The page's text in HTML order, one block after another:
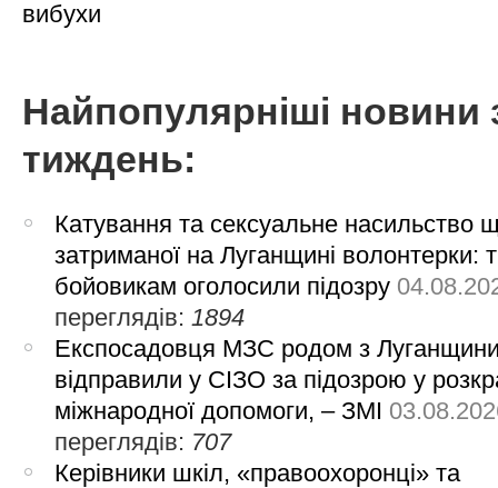
вибухи
Найпопулярніші новини
тиждень:
Катування та сексуальне насильство
затриманої на Луганщині волонтерки:
бойовикам оголосили підозру
переглядів: 1894
Експосадовця МЗС родом з
відправили у СІЗО за підозрою у
міжнародної допомоги, – ЗМІ
переглядів: 707
Керівники шкіл, «правоохоронці» та